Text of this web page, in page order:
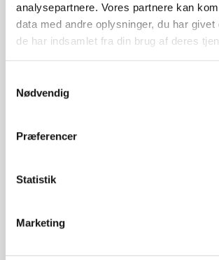
analysepartnere. Vores partnere kan
data med andre oplysninger, du har givet
de har indsamlet fra din brug af deres
Nødvendig
Præferencer
Statistik
Marketing
Levetid: 25.000 timer
Lumen: 2400LM v. 4000K
75W gammeldags pære)
Kan kun lysdæmpes via
medfølgende fjernbetjening,
Maks. strømforbrug ved drift: